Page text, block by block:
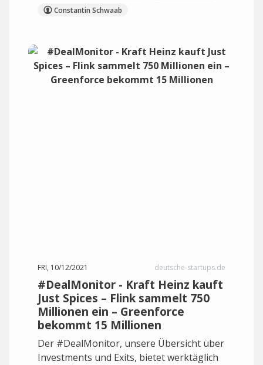
Constantin Schwaab
FRI, 10/12/2021 deutsche-startups.de
#DealMonitor - Kraft Heinz kauft
Just Spices – Flink sammelt 750
Millionen ein – Greenforce
bekommt 15 Millionen
Der #DealMonitor, unsere Übersicht über
Investments und Exits, bietet werktäglich